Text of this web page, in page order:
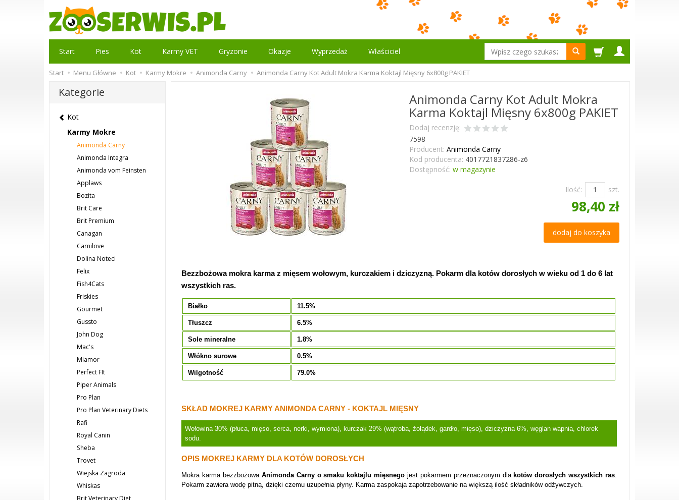
Wyszukaj
Start Pies Kot Karmy VET Gryzonie Okazje Wyprzedaż Właściciel
Start Menu Główne Kot Karmy Mokre Animonda Carny Animonda Carny Kot Adult Mokra Karma Koktajl Mięsny 6x800g PAKIET
Animonda Carny Kot Adult Mokra
Karma Koktajl Mięsny 6x800g PAKIET
Dodaj recenzję:
7598
Producent: Animonda Carny
Kod producenta: 4017721837286-z6
Dostępność: w magazynie
Ilość: szt.
98,40 zł
dodaj do koszyka
Bezzbożowa mokra karma z mięsem wołowym, kurczakiem i dziczyzną. Pokarm dla kotów dorosłych w wieku od 1 do 6 lat
wszystkich ras.
Białko 11.5%
Tłuszcz 6.5%
Sole mineralne 1.8%
Włókno surowe 0.5%
Wilgotność 79.0%
SKŁAD MOKREJ KARMY ANIMONDA CARNY - KOKTAJL MIĘSNY
Wołowina 30% (płuca, mięso, serca, nerki, wymiona), kurczak 29% (wątroba, żołądek, gardło, mięso), dziczyzna 6%, węglan wapnia, chlorek
sodu.
OPIS MOKREJ KARMY DLA KOTÓW DOROSŁYCH
Mokra karma bezzbożowaAnimonda Carny o smaku koktajlu mięsnego jest pokarmem przeznaczonym dla kotów dorosłych wszystkich ras.
Pokarm zawiera wodę pitną, dzięki czemu uzupełnia płyny. Karma zaspokaja zapotrzebowanie na większą ilość składników odżywczych.
Kategorie
Kot
Karmy Mokre
Animonda Carny
Animonda Integra
Animonda vom Feinsten
Applaws
Bozita
Brit Care
Brit Premium
Canagan
Carnilove
Dolina Noteci
Felix
Fish4Cats
Friskies
Gourmet
Gussto
John Dog
Mac's
Miamor
Perfect FIt
Piper Animals
Pro Plan
Pro Plan Veterinary Diets
Rafi
Royal Canin
Sheba
Trovet
Wiejska Zagroda
Whiskas